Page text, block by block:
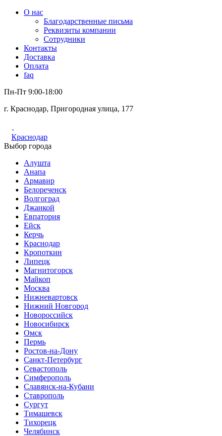
О нас
Благодарственные письма
Реквизиты компании
Сотрудники
Контакты
Доставка
Оплата
faq
Пн-Пт 9:00-18:00
г. Краснодар, Пригородная улица, 177
Краснодар
Выбор города
Алушта
Анапа
Армавир
Белореченск
Волгоград
Джанкой
Евпатория
Ейск
Керчь
Краснодар
Кропоткин
Липецк
Магнитогорск
Майкоп
Москва
Нижневартовск
Нижний Новгород
Новороссийск
Новосибирск
Омск
Пермь
Ростов-на-Дону
Санкт-Петербург
Севастополь
Симферополь
Славянск-на-Кубани
Ставрополь
Сургут
Тимашевск
Тихорецк
Челябинск